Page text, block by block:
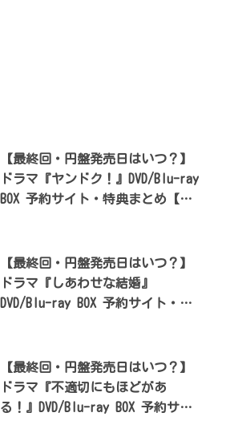
【最終回・円盤発売日はいつ？】
ドラマ『ヤンドク！』DVD/Blu-ray
BOX 予約サイト・特典まとめ【橋
【最終回・円盤発売日はいつ？】
ドラマ『しあわせな結婚』
DVD/Blu-ray BOX 予約サイト・特
【最終回・円盤発売日はいつ？】
ドラマ『不適切にもほどがあ
る！』DVD/Blu-ray BOX 予約サイ